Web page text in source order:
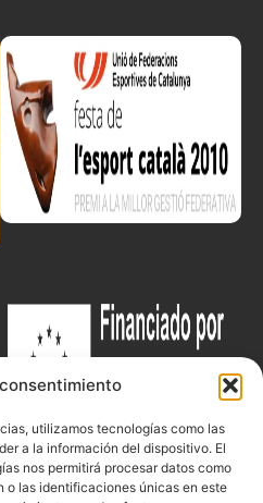
utilizamos tecnologías como las
a la información del dispositivo. El
nos permitirá procesar datos como
o las identificaciones únicas en este